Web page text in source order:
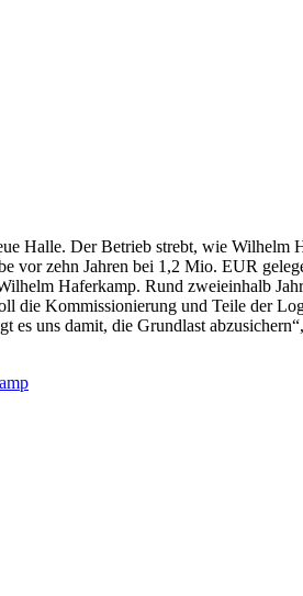
Halle. Der Betrieb strebt, wie
vor zehn Jahren bei 1,2 Mio. EUR
Haferkamp. Rund zweieinhalb
die Kommissionierung und Teile der
uns damit, die Grundlast